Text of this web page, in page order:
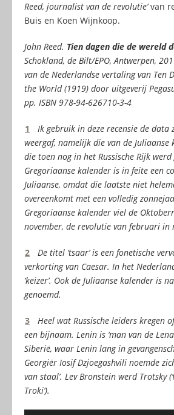
Reed, journalist van de revolutie’van
Buis en Koen Wijnkoop.
John Reed. Tien dagen die de wereld
Schokland, de Bilt/EPO, Antwerpen,
van de Nederlandse vertaling van Ten
the World (1919) door uitgeverij
pp. ISBN 978-94-626710-3-4
1
Ik gebruik in deze recensie de data
weergaf, namelijk die van de Juliaanse
die toen nog in het Russische Rijk
Gregoriaanse kalender is in feite een
Juliaanse, omdat die laatste niet
overeenkomt met een volledig
Gregoriaanse kalender viel de
november, de revolutie van februari in
2
De titel ’tsaar’ is een fonetische
verkorting van Caesar. In het
‘keizer’. Ook de Juliaanse kalender is
genoemd.
3
Heel wat Russische leiders kregen
een bijnaam. Lenin is ‘man van de
Siberië, waar Lenin lang in
Georgiër Iosif Dzjoegashvili noemde
van staal’. Lev Bronstein werd Trotsky
Troki’).